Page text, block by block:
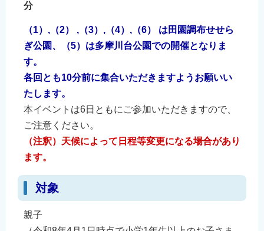
分
（1）, （2） ,（3）,（4） , （6）
は田園調布せせら
ぎ公園、
（5） は多摩川台公園での開催となりま
す。
各回とも10分前に集合いただきますようお願いい
たします。
本イベントは6日ともにご参加いただきますので、
ご注意ください。
（注釈）天候によって日程等変更になる場合があり
ます。
対象
親子